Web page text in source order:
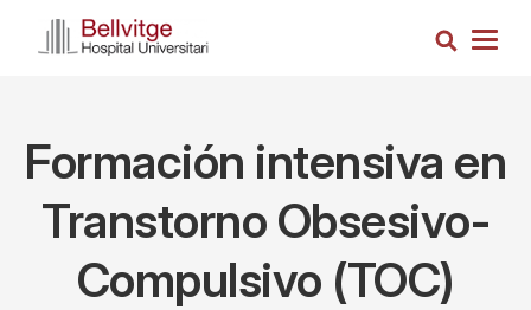
Busca
Formación intensiva en
Transtorno Obsesivo-
Compulsivo (TOC)